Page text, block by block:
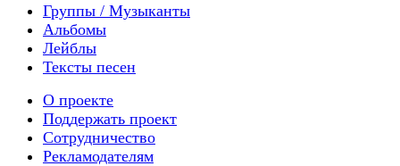
Группы / Музыканты
Альбомы
Лейблы
Тексты песен
О проекте
Поддержать проект
Сотрудничество
Рекламодателям